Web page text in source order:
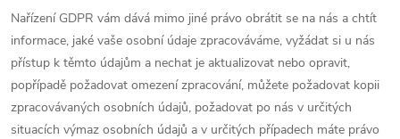
Nařízení GDPR vám dává mimo jiné právo obrátit se na nás a chtít
informace, jaké vaše osobní údaje zpracováváme, vyžádat si u nás
přístup k těmto údajům a nechat je aktualizovat nebo opravit,
popřípadě požadovat omezení zpracování, můžete požadovat kopii
zpracovávaných osobních údajů, požadovat po nás v určitých
situacích výmaz osobních údajů a v určitých případech máte právo